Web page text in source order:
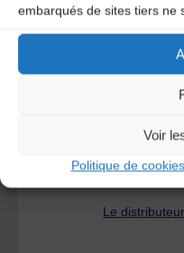
embarqués de sites tiers ne
Voir
Politique de cookies
A
Le